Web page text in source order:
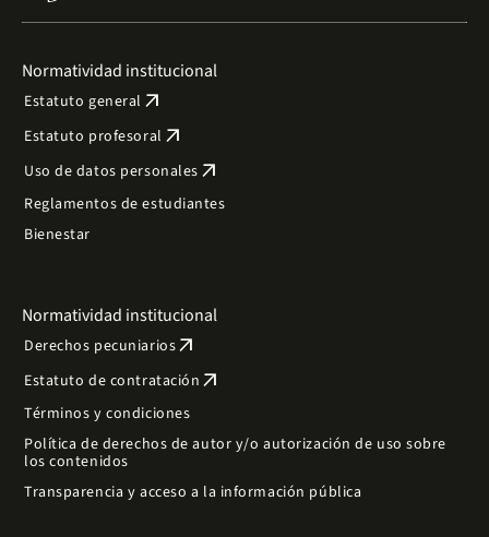
Normatividad institucional
Estatuto general arrow_outward
Estatuto profesoral arrow_outward
Uso de datos personales arrow_outward
Reglamentos de estudiantes
Bienestar
Normatividad institucional
Derechos pecuniariosarrow_outward
Estatuto de contratación arrow_outward
Términos y condiciones
Política de derechos de autor y/o autorización de uso sobre
los contenidos
Transparencia y acceso a la información pública